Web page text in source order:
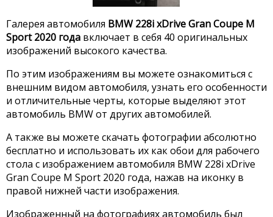
Галерея автомобиля BMW 228i xDrive Gran Coupe M
Sport 2020 года включает в себя 40 оригинальных
изображений высокого качества.
По этим изображениям вы можете ознакомиться с
внешним видом автомобиля, узнать его особенности
и отличительные черты, которые выделяют этот
автомобиль BMW от других автомобилей.
А также вы можете скачать фотографии абсолютно
бесплатно и использовать их как обои для рабочего
стола с изображением автомобиля BMW 228i xDrive
Gran Coupe M Sport 2020 года, нажав на иконку в
правой нижней части изображения.
Изображенный на фотографиях автомобиль был